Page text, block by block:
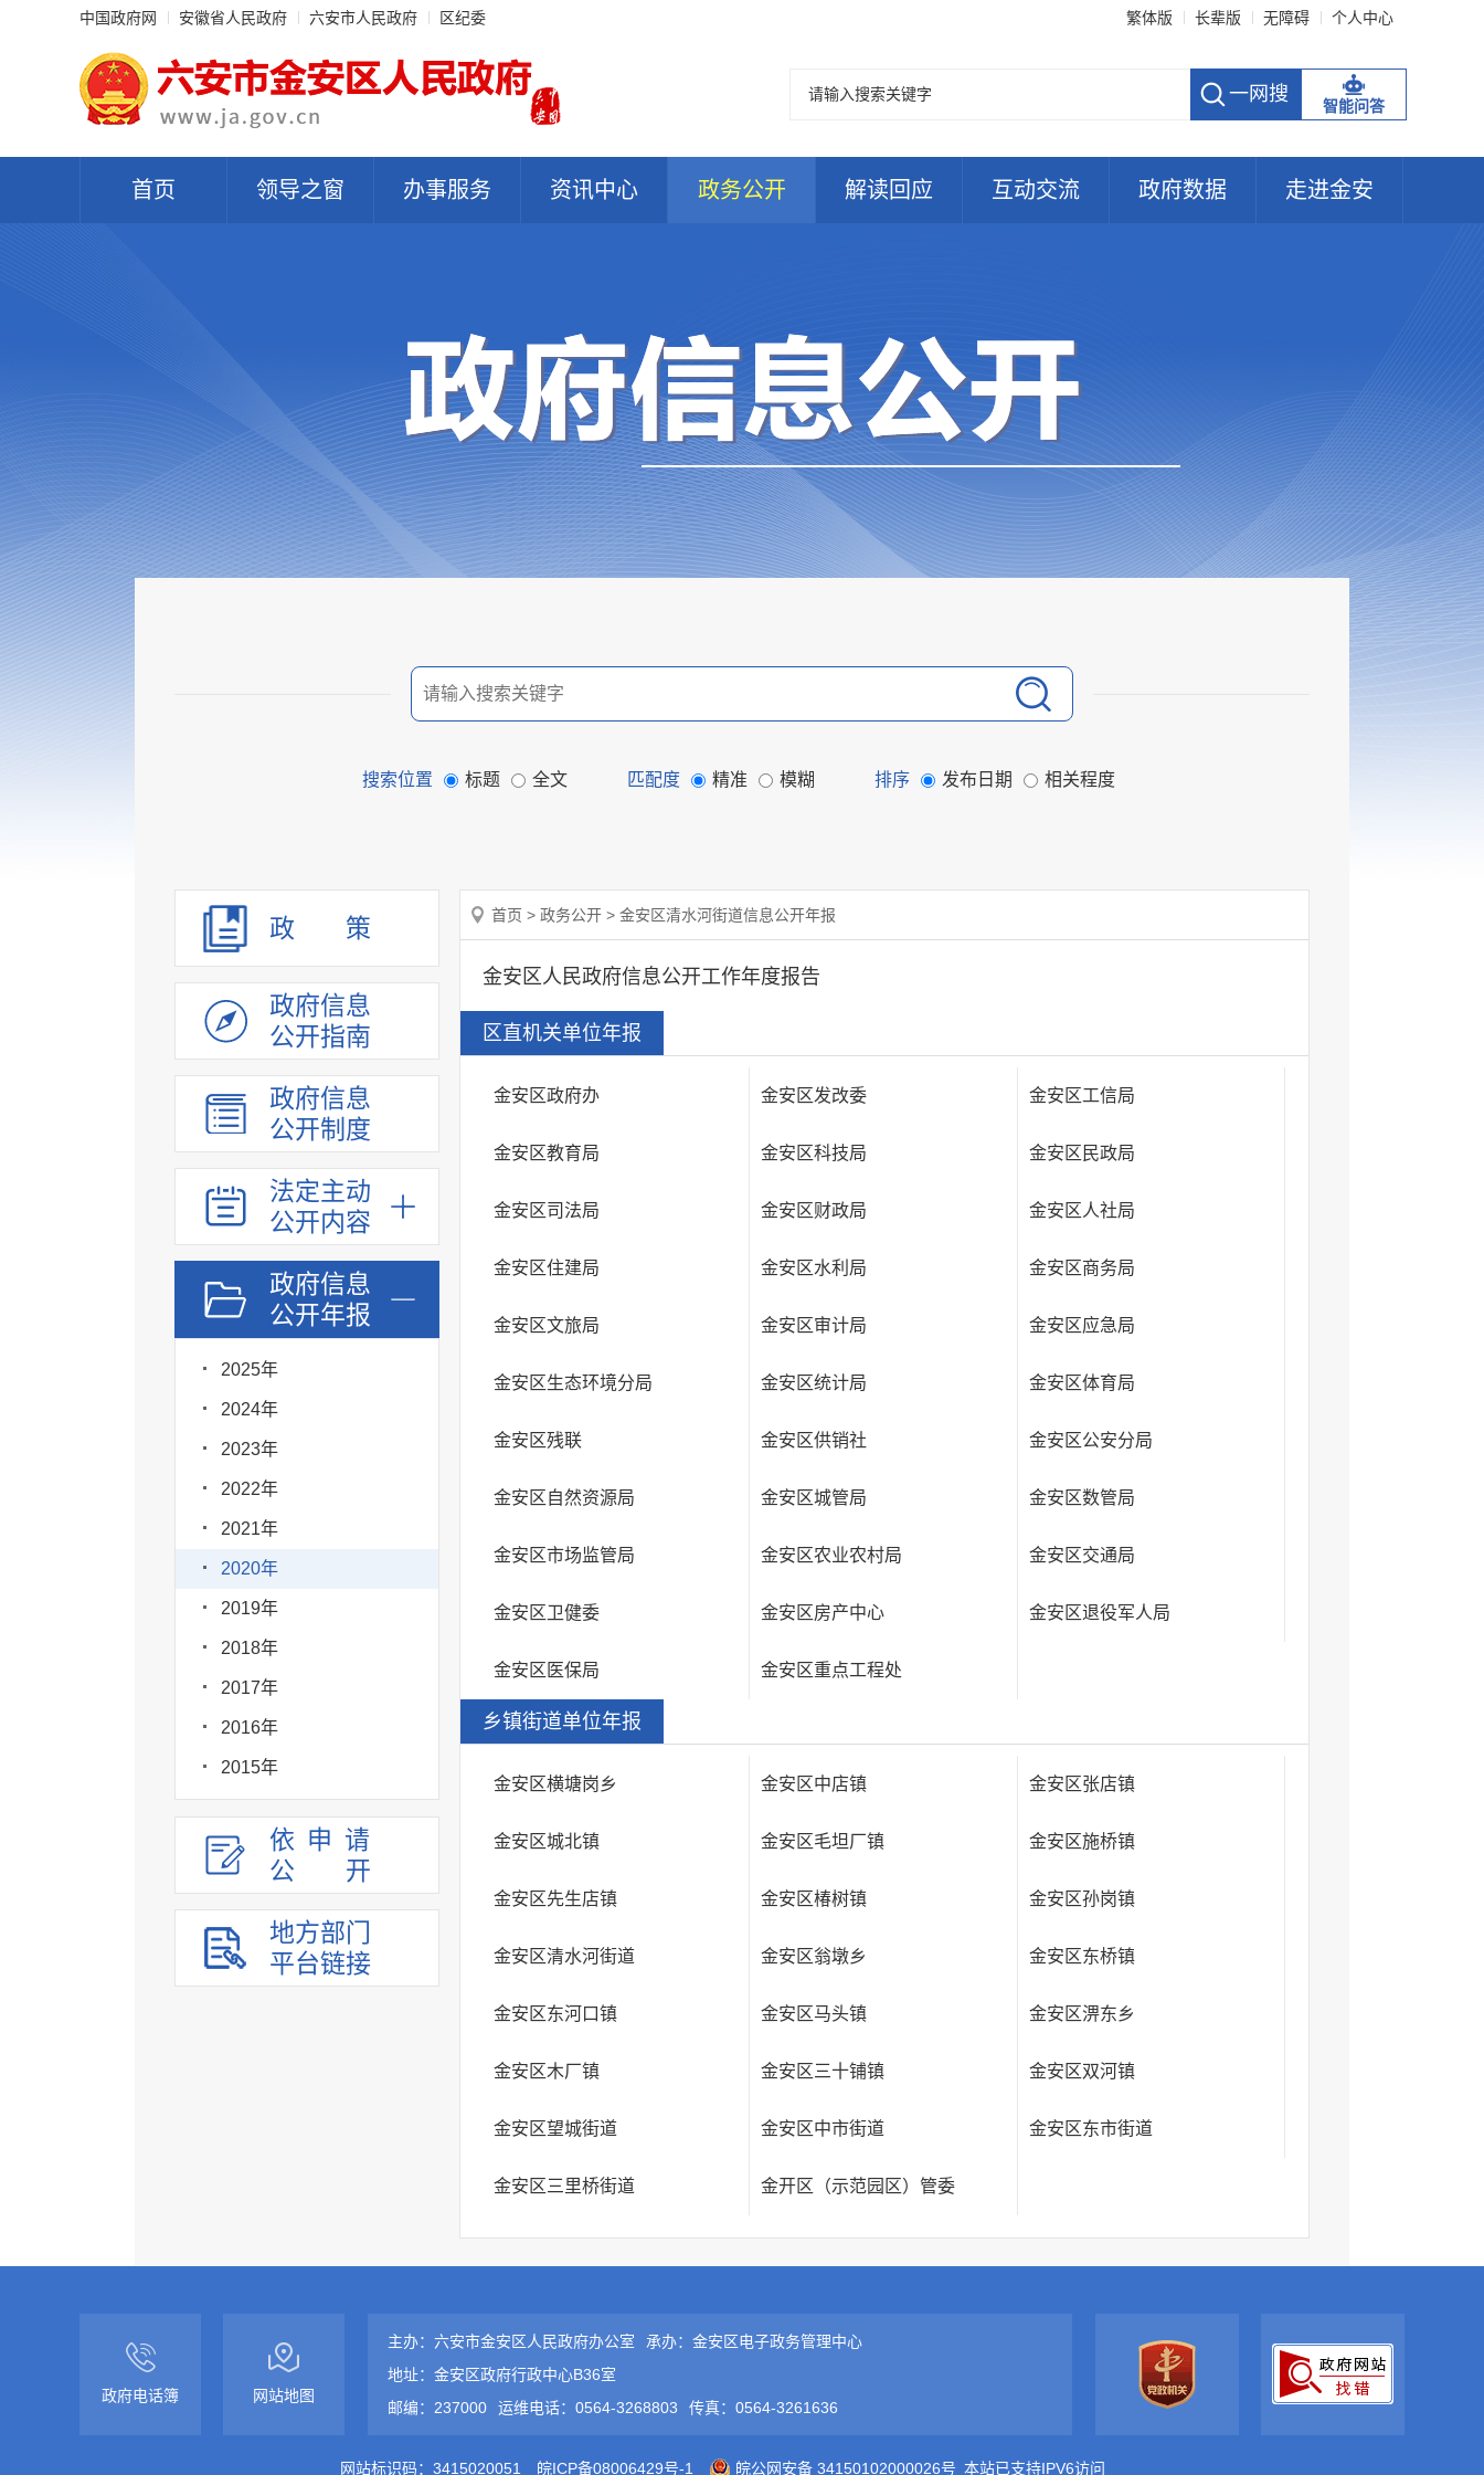
中国政府网 安徽省人民政府 六安市人民政府 区纪委 繁体版 长辈版 无障碍 个人中心
智能问答
首页 领导之窗 办事服务 资讯中心 政务公开 解读回应 互动交流 政府数据 走进金安
搜索位置 标题 全文 匹配度 精准 模糊 排序 发布日期 相关程度
政 策
政府信息
公开指南
政府信息
公开制度
法定主动
公开内容
政府信息
公开年报
2025年
2024年
2023年
2022年
2021年
2020年
2019年
2018年
2017年
2016年
2015年
依申请
公
开
地方部门
平台链接
首页 > 政务公开 > 金安区清水河街道信息公开年报
金安区人民政府信息公开工作年度报告
区直机关单位年报
金安区政府办 金安区发改委 金安区工信局
金安区教育局 金安区科技局 金安区民政局
金安区司法局 金安区财政局 金安区人社局
金安区住建局 金安区水利局 金安区商务局
金安区文旅局 金安区审计局 金安区应急局
金安区生态环境分局 金安区统计局 金安区体育局
金安区残联 金安区供销社 金安区公安分局
金安区自然资源局 金安区城管局 金安区数管局
金安区市场监管局 金安区农业农村局 金安区交通局
金安区卫健委 金安区房产中心 金安区退役军人局
金安区医保局 金安区重点工程处
乡镇街道单位年报
金安区横塘岗乡 金安区中店镇 金安区张店镇
金安区城北镇 金安区毛坦厂镇 金安区施桥镇
金安区先生店镇 金安区椿树镇 金安区孙岗镇
金安区清水河街道 金安区翁墩乡 金安区东桥镇
金安区东河口镇 金安区马头镇 金安区淠东乡
金安区木厂镇 金安区三十铺镇 金安区双河镇
金安区望城街道 金安区中市街道 金安区东市街道
金安区三里桥街道 金开区（示范园区）管委
政府电话簿 网站地图
主办：六安市金安区人民政府办公室
承办：金安区电子政务管理中心
地址：金安区政府行政中心B36室
邮编：237000
运维电话：0564-3268803 传真：0564-3261636
网站标识码：3415020051 皖ICP备08006429号-1 皖公网安备 34150102000026号 本站已支持IPV6访问